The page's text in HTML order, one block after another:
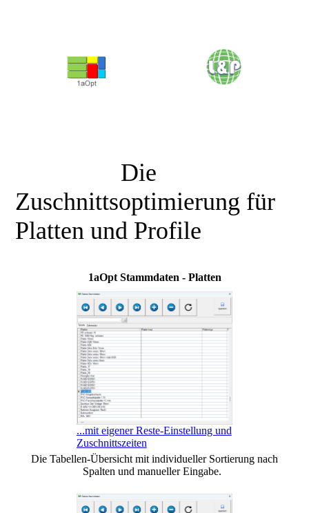
Die
Zuschnittsoptimierung für
Platten und Profile
1aOpt Stammdaten - Platten
...mit eigener Reste-Einstellung und
Zuschnittszeiten
Die Tabellen-Übersicht mit individueller Sortierung nach
Spalten und manueller Eingabe.